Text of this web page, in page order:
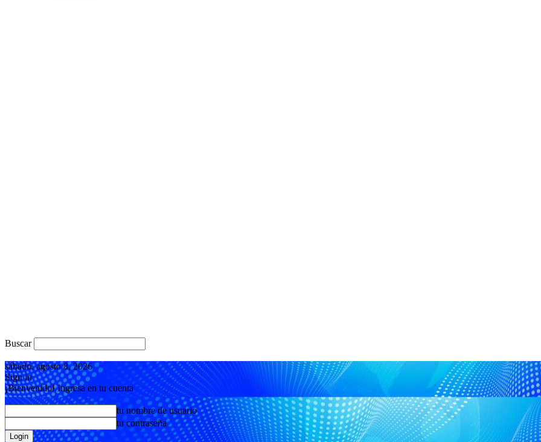
Buscar
sábado, agosto 8, 2026
Sign in
¡Bienvenido! Ingresa en tu cuenta
tu nombre de usuario
tu contraseña